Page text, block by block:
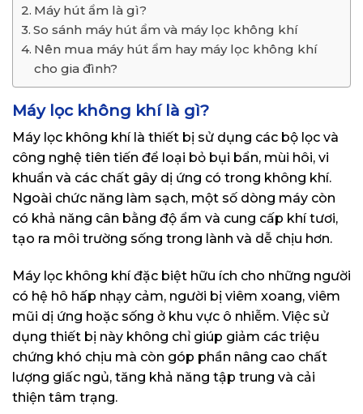
Máy hút ẩm là gì?
So sánh máy hút ẩm và máy lọc không khí
Nên mua máy hút ẩm hay máy lọc không khí
cho gia đình?
Máy lọc không khí là gì?
Máy lọc không khí là thiết bị sử dụng các bộ lọc và
công nghệ tiên tiến để loại bỏ bụi bẩn, mùi hôi, vi
khuẩn và các chất gây dị ứng có trong không khí.
Ngoài chức năng làm sạch, một số dòng máy còn
có khả năng cân bằng độ ẩm và cung cấp khí tươi,
tạo ra môi trường sống trong lành và dễ chịu hơn.
Máy lọc không khí đặc biệt hữu ích cho những người
có hệ hô hấp nhạy cảm, người bị viêm xoang, viêm
mũi dị ứng hoặc sống ở khu vực ô nhiễm. Việc sử
dụng thiết bị này không chỉ giúp giảm các triệu
chứng khó chịu mà còn góp phần nâng cao chất
lượng giấc ngủ, tăng khả năng tập trung và cải
thiện tâm trạng.